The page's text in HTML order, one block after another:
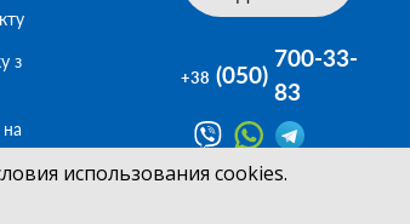
з
+38 (050)
700-33-
83
использования cookies.